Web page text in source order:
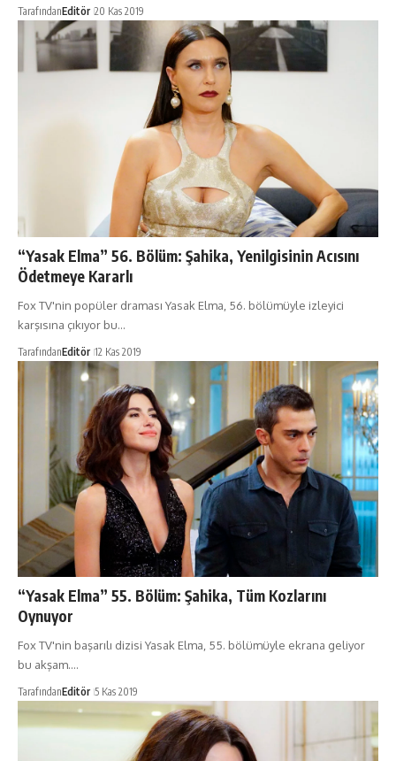
TarafındanEditör 20 Kas 2019
“Yasak Elma” 56. Bölüm: Şahika, Yenilgisinin Acısını
Ödetmeye Kararlı
Fox TV'nin popüler draması Yasak Elma, 56. bölümüyle izleyici
karşısına çıkıyor bu…
TarafındanEditör 12 Kas 2019
“Yasak Elma” 55. Bölüm: Şahika, Tüm Kozlarını
Oynuyor
Fox TV'nin başarılı dizisi Yasak Elma, 55. bölümüyle ekrana geliyor
bu akşam.…
TarafındanEditör 5 Kas 2019